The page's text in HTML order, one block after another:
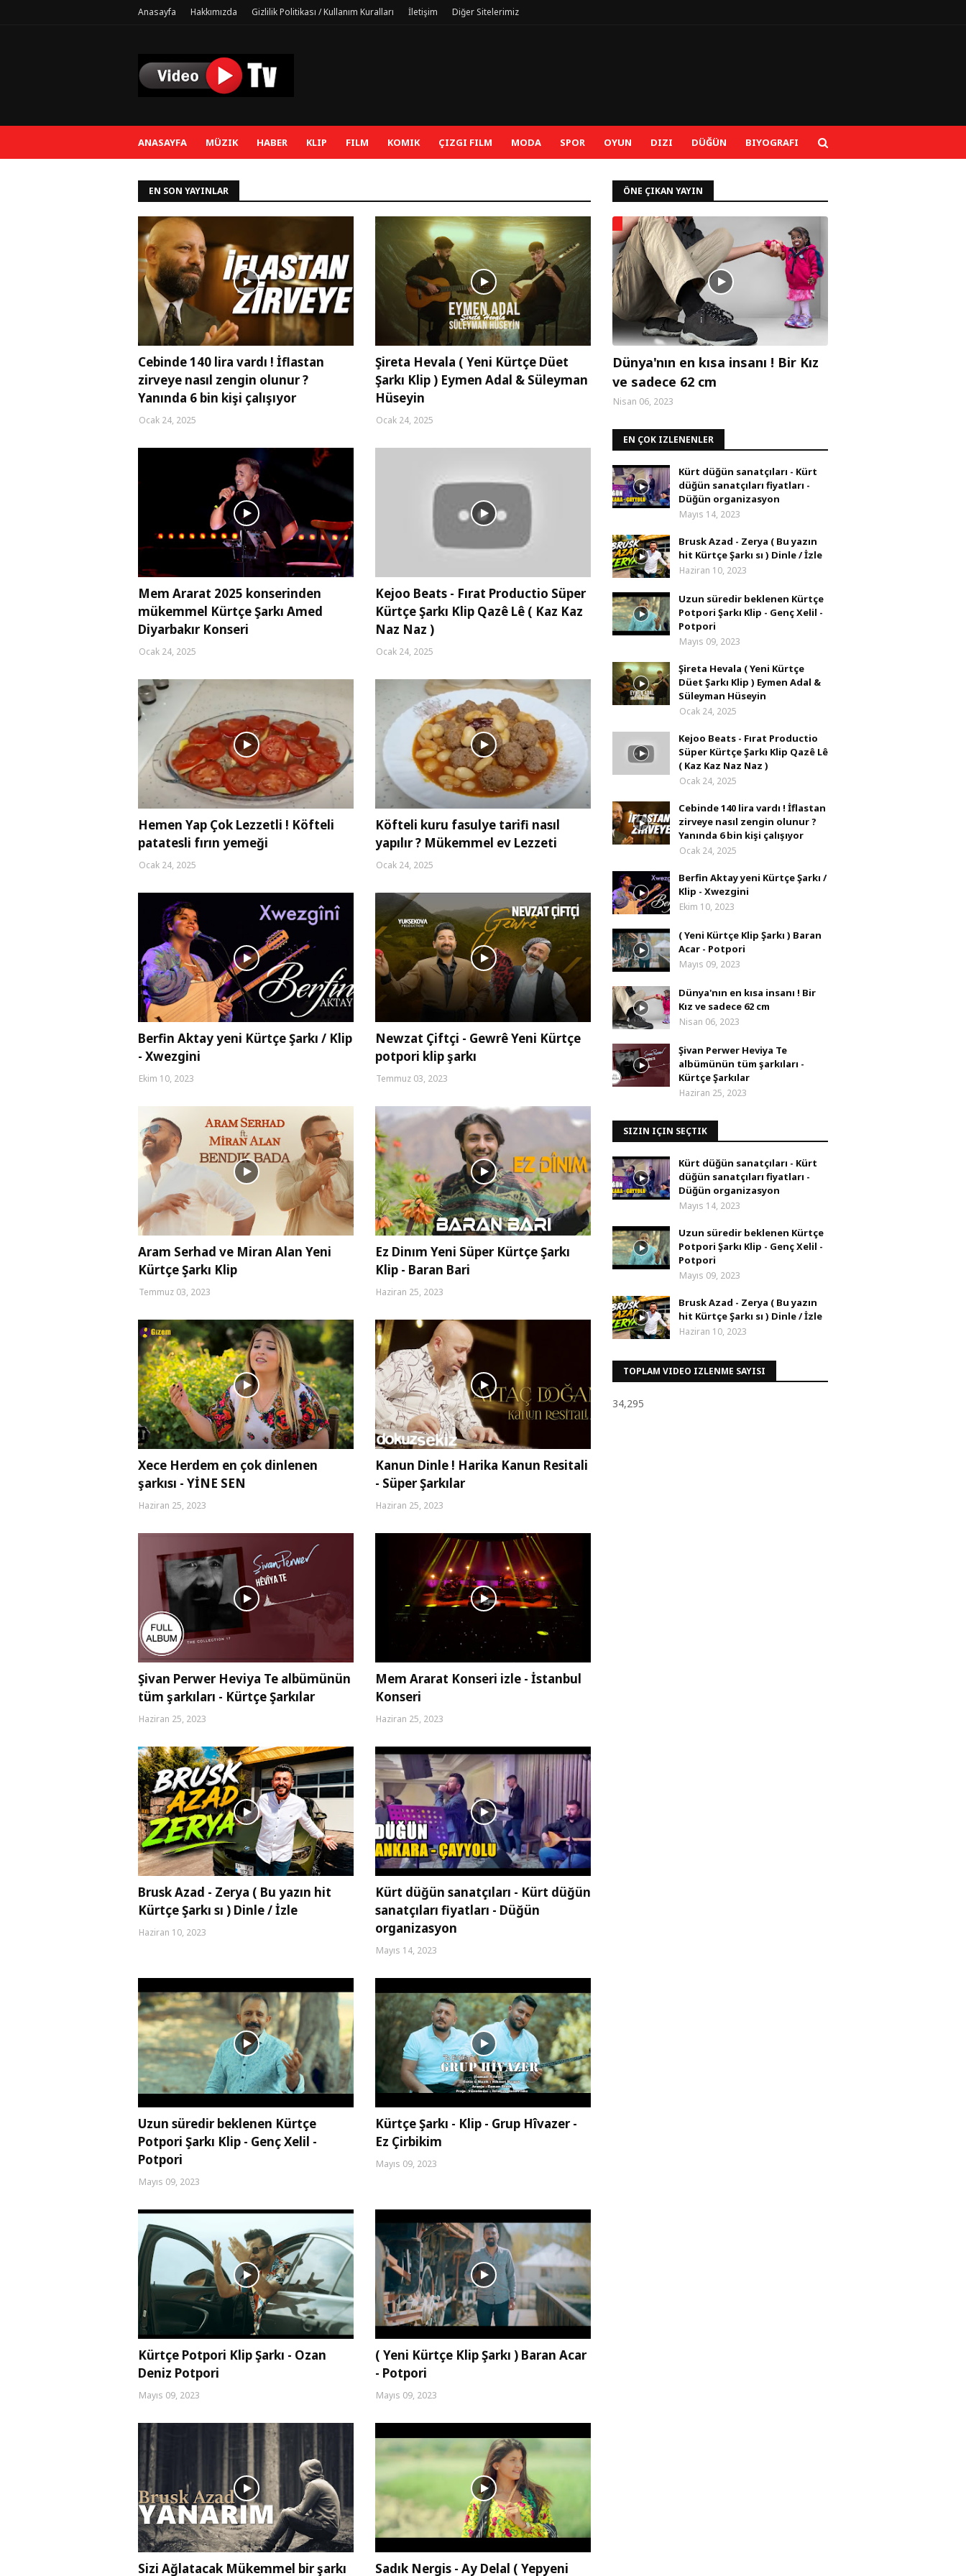
Anasayfa Hakkımızda Gizlilik Politikası / Kullanım Kuralları İletişim Diğer Sitelerimiz
ANASAYFA MÜZIK HABER KLIP FILM KOMIK ÇIZGI FILM MODA SPOR OYUN DIZI DÜĞÜN BIYOGRAFI
EN SON YAYINLAR
Cebinde 140 lira vardı ! İflastan
zirveye nasıl zengin olunur ?
Yanında 6 bin kişi çalışıyor
Ocak 24, 2025
Şireta Hevala ( Yeni Kürtçe Düet
Şarkı Klip ) Eymen Adal & Süleyman
Hüseyin
Ocak 24, 2025
Mem Ararat 2025 konserinden
mükemmel Kürtçe Şarkı Amed
Diyarbakır Konseri
Ocak 24, 2025
Kejoo Beats - Fırat Productio Süper
Kürtçe Şarkı Klip Qazê Lê ( Kaz Kaz
Naz Naz )
Ocak 24, 2025
Hemen Yap Çok Lezzetli ! Köfteli
patatesli fırın yemeği
Ocak 24, 2025
Köfteli kuru fasulye tarifi nasıl
yapılır ? Mükemmel ev Lezzeti
Ocak 24, 2025
Berfin Aktay yeni Kürtçe Şarkı / Klip
- Xwezgini
Ekim 10, 2023
Newzat Çiftçi - Gewrê Yeni Kürtçe
potpori klip şarkı
Temmuz 03, 2023
Aram Serhad ve Miran Alan Yeni
Kürtçe Şarkı Klip
Temmuz 03, 2023
Ez Dinım Yeni Süper Kürtçe Şarkı
Klip - Baran Bari
Haziran 25, 2023
Xece Herdem en çok dinlenen
şarkısı - YİNE SEN
Haziran 25, 2023
Kanun Dinle ! Harika Kanun Resitali
- Süper Şarkılar
Haziran 25, 2023
Şivan Perwer Heviya Te albümünün
tüm şarkıları - Kürtçe Şarkılar
Haziran 25, 2023
Mem Ararat Konseri izle - İstanbul
Konseri
Haziran 25, 2023
Brusk Azad - Zerya ( Bu yazın hit
Kürtçe Şarkı sı ) Dinle / İzle
Haziran 10, 2023
Kürt düğün sanatçıları - Kürt düğün
sanatçıları fiyatları - Düğün
organizasyon
Mayıs 14, 2023
Uzun süredir beklenen Kürtçe
Potpori Şarkı Klip - Genç Xelil -
Potpori
Mayıs 09, 2023
Kürtçe Şarkı - Klip - Grup Hîvazer -
Ez Çirbikim
Mayıs 09, 2023
Kürtçe Potpori Klip Şarkı - Ozan
Deniz Potpori
Mayıs 09, 2023
( Yeni Kürtçe Klip Şarkı ) Baran Acar
- Potpori
Mayıs 09, 2023
Sizi Ağlatacak Mükemmel bir şarkı Sadık Nergis - Ay Delal ( Yepyeni
ÖNE ÇIKAN YAYIN
Dünya'nın en kısa insanı ! Bir Kız
ve sadece 62 cm
Nisan 06, 2023
EN ÇOK IZLENENLER
Kürt düğün sanatçıları - Kürt
düğün sanatçıları fiyatları -
Düğün organizasyon
Mayıs 14, 2023
Brusk Azad - Zerya ( Bu yazın
hit Kürtçe Şarkı sı ) Dinle / İzle
Haziran 10, 2023
Uzun süredir beklenen Kürtçe
Potpori Şarkı Klip - Genç Xelil -
Potpori
Mayıs 09, 2023
Şireta Hevala ( Yeni Kürtçe
Düet Şarkı Klip ) Eymen Adal &
Süleyman Hüseyin
Ocak 24, 2025
Kejoo Beats - Fırat Productio
Süper Kürtçe Şarkı Klip Qazê Lê
( Kaz Kaz Naz Naz )
Ocak 24, 2025
Cebinde 140 lira vardı ! İflastan
zirveye nasıl zengin olunur ?
Yanında 6 bin kişi çalışıyor
Ocak 24, 2025
Berfin Aktay yeni Kürtçe Şarkı /
Klip - Xwezgini
Ekim 10, 2023
( Yeni Kürtçe Klip Şarkı ) Baran
Acar - Potpori
Mayıs 09, 2023
Dünya'nın en kısa insanı ! Bir
Kız ve sadece 62 cm
Nisan 06, 2023
Şivan Perwer Heviya Te
albümünün tüm şarkıları -
Kürtçe Şarkılar
Haziran 25, 2023
SIZIN IÇIN SEÇTIK
Kürt düğün sanatçıları - Kürt
düğün sanatçıları fiyatları -
Düğün organizasyon
Mayıs 14, 2023
Uzun süredir beklenen Kürtçe
Potpori Şarkı Klip - Genç Xelil -
Potpori
Mayıs 09, 2023
Brusk Azad - Zerya ( Bu yazın
hit Kürtçe Şarkı sı ) Dinle / İzle
Haziran 10, 2023
TOPLAM VIDEO IZLENME SAYISI
34,295